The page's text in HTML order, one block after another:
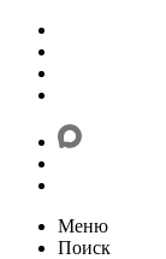
Меню
Поиск